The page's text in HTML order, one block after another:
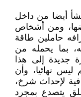
أيضا من داخل
ومن أشخاص
حاملين طاقة
بما يحمله من
جديدة إلى هذا
ليس نهائيا، وأن
لإحداث شرخ،
يتصدع بمجرد